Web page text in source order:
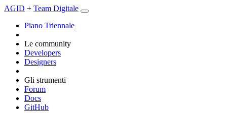
AGID + Team Digitale
Piano Triennale
Le community
Developers
Designers
Gli strumenti
Forum
Docs
GitHub